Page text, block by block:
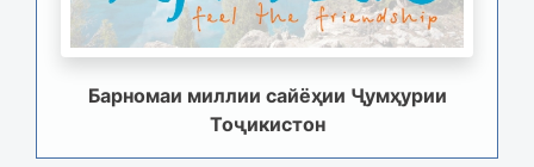
Барномаи миллии сайёҳии Ҷумҳурии
Тоҷикистон